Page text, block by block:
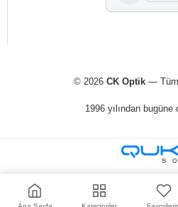
© 2026 CK Optik— Tüm
1996 yılından bugüne